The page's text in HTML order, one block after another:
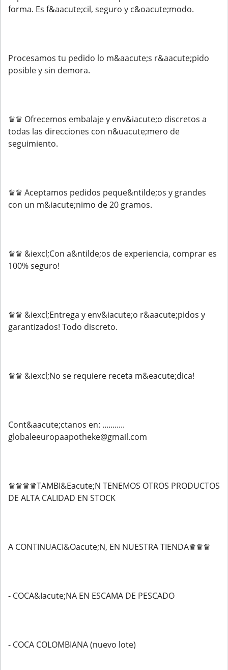
forma. Es f&aacute;cil, seguro y c&oacute;modo.
Procesamos tu pedido lo m&aacute;s r&aacute;pido
posible y sin demora.
♛♛ Ofrecemos embalaje y env&iacute;o discretos a
todas las direcciones con n&uacute;mero de
seguimiento.
♛♛ Aceptamos pedidos peque&ntilde;os y grandes
con un m&iacute;nimo de 20 gramos.
♛♛ &iexcl;Con a&ntilde;os de experiencia, comprar es
100% seguro!
♛♛ &iexcl;Entrega y env&iacute;o r&aacute;pidos y
garantizados! Todo discreto.
♛♛ &iexcl;No se requiere receta m&eacute;dica!
Cont&aacute;ctanos en: ...........
globaleeuropaapotheke@gmail.com
♛♛♛♛TAMBI&Eacute;N TENEMOS OTROS PRODUCTOS
DE ALTA CALIDAD EN STOCK
A CONTINUACI&Oacute;N, EN NUESTRA TIENDA♛♛♛
- COCA&Iacute;NA EN ESCAMA DE PESCADO
- COCA COLOMBIANA (nuevo lote)